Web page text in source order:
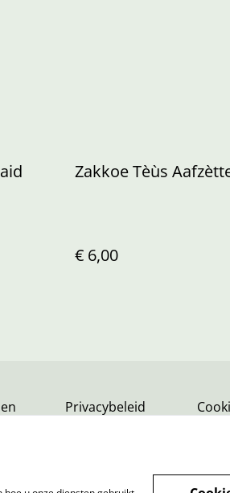
Zakkoe Tèùs
€ 6,00
Privacybeleid